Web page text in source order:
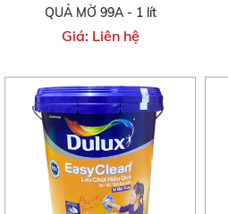
QUẢ MỜ 99A - 1 lít
Giá: Liên hệ